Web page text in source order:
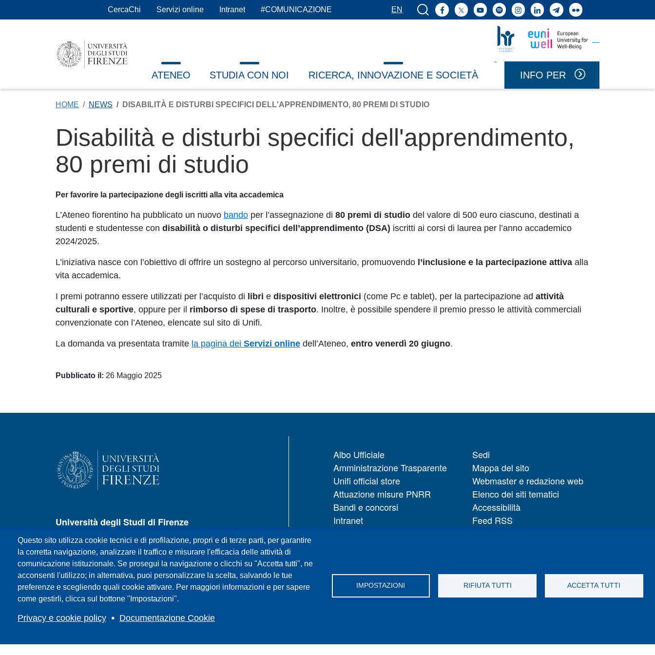
CercaChi Servizi online Intranet #COMUNICAZIONE EN Bottone cerca
Facebook
X YouTube
SpotifyInstagram
LinkedInTelegram
Flickr
ATENEO STUDIA CON NOI RICERCA, INNOVAZIONE E SOCIETÀ INFO PER
HOME NEWS DISABILITÀ E DISTURBI SPECIFICI DELL'APPRENDIMENTO, 80 PREMI DI STUDIO
Disabilità e disturbi specifici dell'apprendimento,
80 premi di studio
Per favorire la partecipazione degli iscritti alla vita accademica
L’Ateneo fiorentino ha pubblicato un nuovo bando per l’assegnazione di 80 premi di studio del valore di 500 euro ciascuno, destinati a
studenti e studentesse con disabilità o disturbi specifici dell’apprendimento (DSA) iscritti ai corsi di laurea per l’anno accademico
2024/2025.
L’iniziativa nasce con l’obiettivo di offrire un sostegno al percorso universitario, promuovendo l’inclusione e la partecipazione attiva alla
vita accademica.
I premi potranno essere utilizzati per l’acquisto di libri e dispositivi elettronici (come Pc e tablet), per la partecipazione ad attività
culturali e sportive, oppure per il rimborso di spese di trasporto. Inoltre, è possibile spendere il premio presso le attività commerciali
convenzionate con l’Ateneo, elencate sul sito di Unifi.
La domanda va presentata tramite la pagina dei Servizi online dell’Ateneo, entro venerdì 20 giugno.
Pubblicato il: 26 Maggio 2025
Questo sito utilizza cookie tecnici e di profilazione, propri e di terze parti, per garantire
la corretta navigazione, analizzare il traffico e misurare l'efficacia delle attività di
comunicazione istituzionale. Se prosegui la navigazione o clicchi su "Accetta tutti", ne
acconsenti l'utilizzo; in alternativa, puoi personalizzare la scelta, salvando le tue
preferenze e scegliendo quali cookie attivare. Per maggiori informazioni e per sapere
come gestirli, clicca sul bottone "Impostazioni".
Privacy e cookie policy Documentazione Cookie
IMPOSTAZIONI RIFIUTA TUTTI ACCETTA TUTTI
Università degli Studi di Firenze
P.zza S.Marco, 4 - 50121 Firenze
Centralino +39 055 27571
E-mail:urp@unifi.it
Posta certificata:ateneo@pec.unifi.it
P.IVA/Cod.Fis. 01279680480
Albo Ufficiale
Amministrazione Trasparente
Unifi official store
Attuazione misure PNRR
Bandi e concorsi
Intranet
Pubblico
Sedi
Mappa del sito
Webmaster e redazione web
Elenco dei siti tematici
Accessibilità
Feed RSS